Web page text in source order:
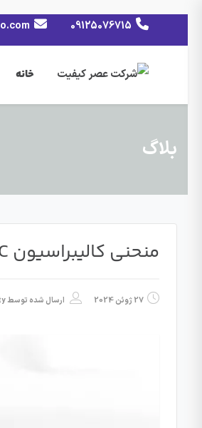
09125076715
خانه
بلاگ
منحنی کالیبراسیون HPLC
27 ژوئن 2024 ارسال شده توسط